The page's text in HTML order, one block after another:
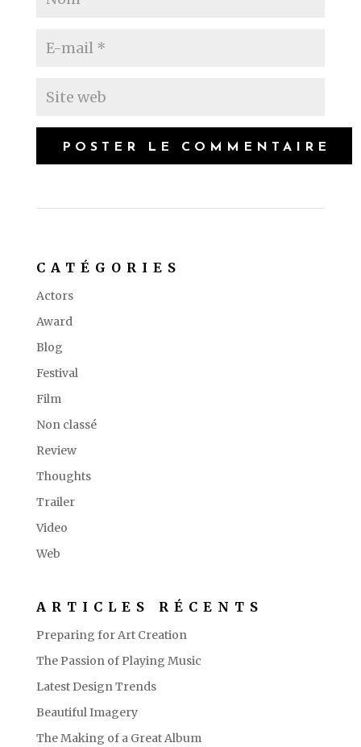
CATÉGORIES
Actors
Award
Blog
Festival
Film
Non classé
Review
Thoughts
Trailer
Video
Web
ARTICLES RÉCENTS
Preparing for Art Creation
The Passion of Playing Music
Latest Design Trends
Beautiful Imagery
The Making of a Great Album